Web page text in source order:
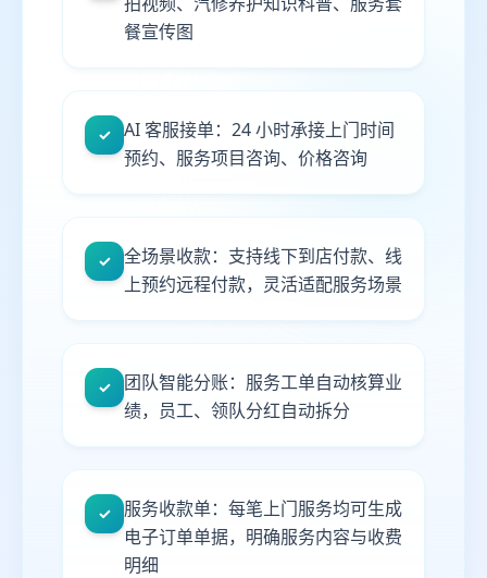
餐宣传图
✓
AI 客服接单：24 小时承接上门时间
预约、服务项目咨询、价格咨询
✓
全场景收款：支持线下到店付款、线
上预约远程付款，灵活适配服务场景
✓
团队智能分账：服务工单自动核算业
绩，员工、领队分红自动拆分
✓
服务收款单：每笔上门服务均可生成
电子订单单据，明确服务内容与收费
明细